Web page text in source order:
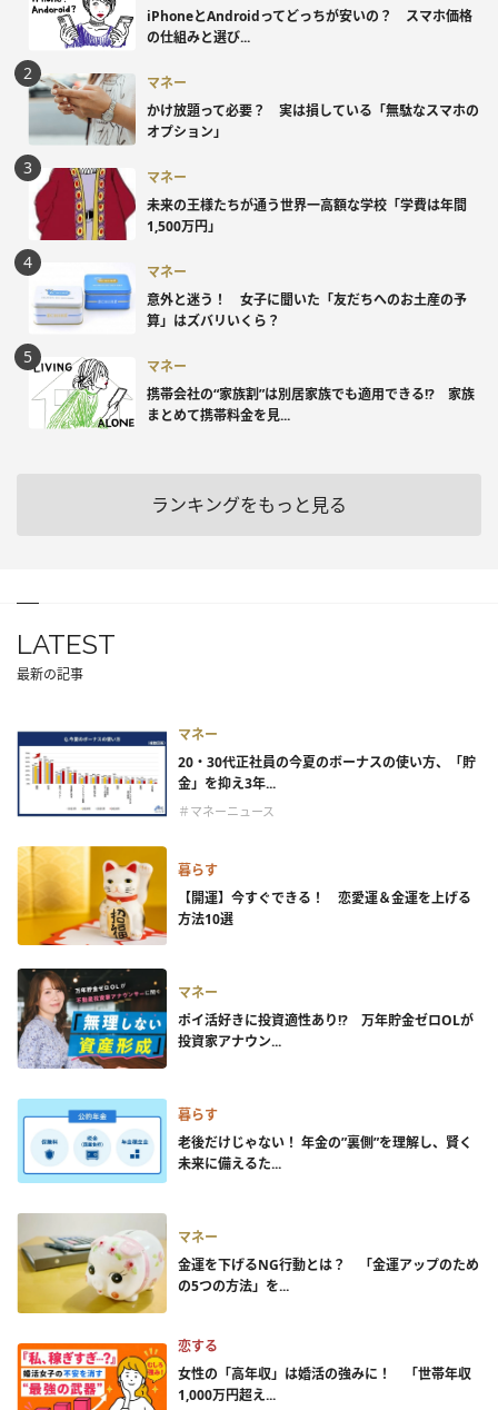
iPhoneとAndroidってどっちが安いの？ スマホ価格
の仕組みと選び...
マネー
かけ放題って必要？ 実は損している「無駄なスマホの
オプション」
マネー
未来の王様たちが通う世界一高額な学校「学費は年間
1,500万円」
マネー
意外と迷う！ 女子に聞いた「友だちへのお土産の予
算」はズバリいくら？
マネー
携帯会社の“家族割”は別居家族でも適用できる!? 家族
まとめて携帯料金を見...
ランキングをもっと見る
LATEST
最新の記事
マネー
20・30代正社員の今夏のボーナスの使い方、「貯
金」を抑え3年...
＃マネーニュース
暮らす
【開運】今すぐできる！ 恋愛運＆金運を上げる
方法10選
マネー
ポイ活好きに投資適性あり!? 万年貯金ゼロOLが
投資家アナウン...
暮らす
老後だけじゃない！ 年金の”裏側”を理解し、賢く
未来に備えるた...
マネー
金運を下げるNG行動とは？ 「金運アップのため
の5つの方法」を...
恋する
女性の「高年収」は婚活の強みに！ 「世帯年収
1,000万円超え...